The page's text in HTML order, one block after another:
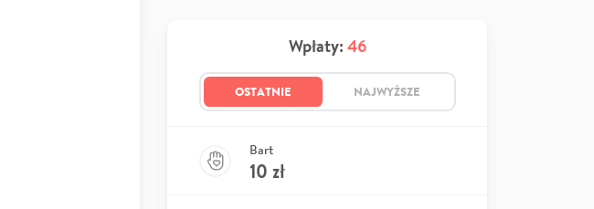
Wpłaty: 46
OSTATNIE NAJWYŻSZE
Bart
10 zł